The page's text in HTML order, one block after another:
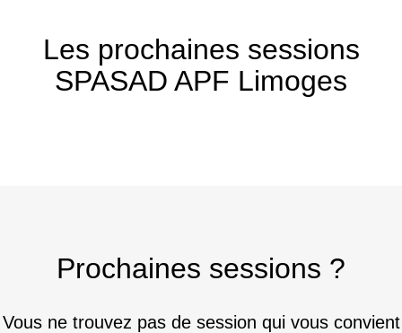
Les prochaines sessions
SPASAD APF Limoges
Prochaines sessions ?
Vous ne trouvez pas de session qui vous convient